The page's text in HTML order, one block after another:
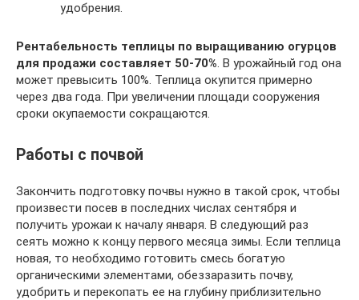
удобрения.
Рентабельность теплицы по выращиванию огурцов
для продажи составляет 50-70%. В урожайный год она
может превысить 100%. Теплица окупится примерно
через два года. При увеличении площади сооружения
сроки окупаемости сокращаются.
Работы с почвой
Закончить подготовку почвы нужно в такой срок, чтобы
произвести посев в последних числах сентября и
получить урожаи к началу января. В следующий раз
сеять можно к концу первого месяца зимы. Если теплица
новая, то необходимо готовить смесь богатую
органическими элементами, обеззаразить почву,
удобрить и перекопать ее на глубину приблизительно